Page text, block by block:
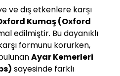
ve dış etkenlere karşı
Kumaş (Oxford
edilmiştir. Bu dayanıklı
formunu korurken,
Ayar Kemerleri
sayesinde farklı